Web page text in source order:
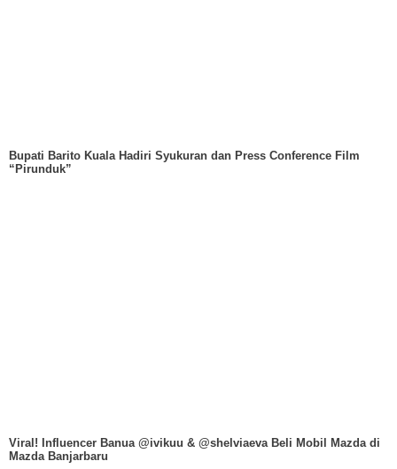
Bupati Barito Kuala Hadiri Syukuran dan Press Conference Film
“Pirunduk”
Viral! Influencer Banua @ivikuu & @shelviaeva Beli Mobil Mazda di
Mazda Banjarbaru